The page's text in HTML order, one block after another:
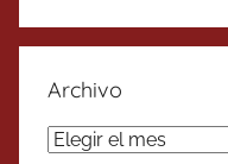
Archivo
Archivo